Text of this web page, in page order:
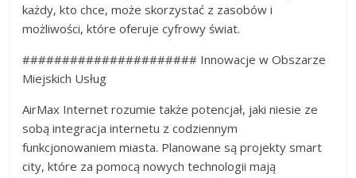
każdy, kto chce, może skorzystać z zasobów i
możliwości, które oferuje cyfrowy świat.
###################### Innowacje w Obszarze
Miejskich Usług
AirMax Internet rozumie także potencjał, jaki niesie ze
sobą integracja internetu z codziennym
funkcjonowaniem miasta. Planowane są projekty smart
city, które za pomocą nowych technologii mają